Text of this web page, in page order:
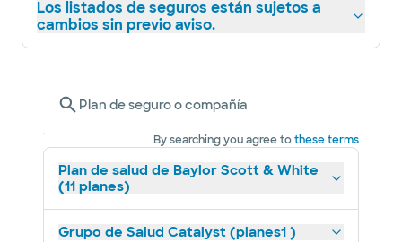
Los listados de seguros están sujetos a
cambios sin previo aviso.
Plan de seguro o compañía
By searching you agree tothese terms
Plan de salud de Baylor Scott & White
(11 planes)
Grupo de Salud Catalyst (planes1 )